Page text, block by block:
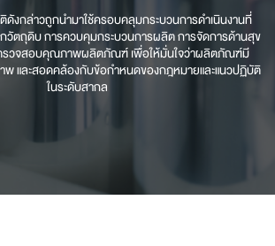
ดังกล่าวถูกนำมาใช้ครอบคลุมกระบวนการดำเนินงานที่
วัตถุดิบ การควบคุมกระบวนการผลิต การจัดการด้านสุข
รวจสอบคุณภาพผลิตภัณฑ์ เพื่อให้มั่นใจว่าผลิตภัณฑ์มี
และสอดคล้องกับข้อกำหนดของกฎหมายและแนวปฏิบัติ
ในระดับสากล